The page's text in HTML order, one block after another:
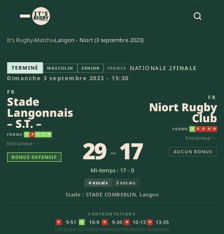
It's Rugby›Matchs›Langon - Niort (3 septembre 2023)
Stade Langonnais – S.T. – -
TERMINÉ MASCULIN SENIOR FRANCE NATIONALE 2 FINALE
Dimanche 3 septembre 2023 - 15:30
FR
Stade
Langonnais
– S.T. –
FORME V D V V V
Entraineur : -
BONUS OFFENSIF
Stade : STADE COMBERLIN, Langon
29-17
Mi-temps : 17 - 0
4 essais 3 essais
CONFRONTATIONS
D 9-51
12/12/2021
V 16-9
12/12/2021
D 9-30
05/09/2021
D 10-13
05/09/2021
D 13-35
18/10/2020
FR
Niort Rugby
Club
FORME V D D D D
Entraineur : -
AUCUN BONUS